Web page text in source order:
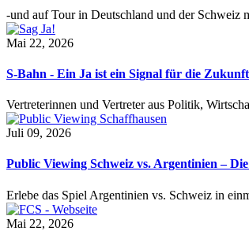
-und auf Tour in Deutschland und der
Mai 22, 2026
S-Bahn - Ein Ja ist ein Signal für die
Vertreterinnen und Vertreter aus Politik,
Juli 09, 2026
Public Viewing Schweiz vs. Argentinien –
Erlebe das Spiel Argentinien vs. Schweiz in
Mai 22, 2026